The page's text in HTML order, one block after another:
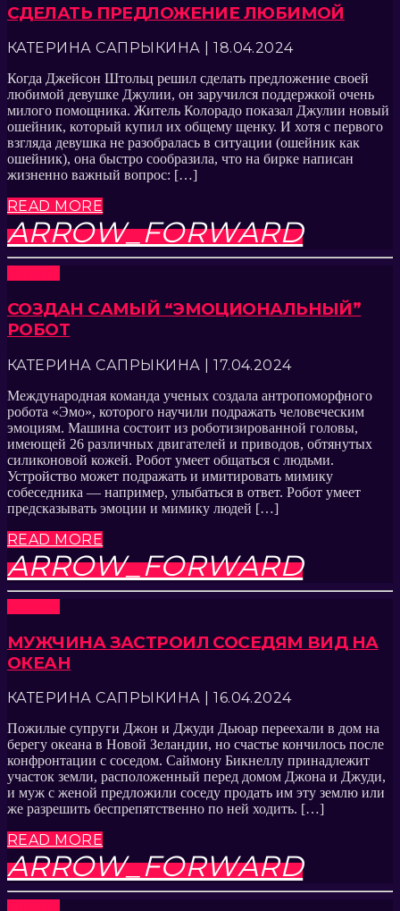
СДЕЛАТЬ ПРЕДЛОЖЕНИЕ ЛЮБИМОЙ
КАТЕРИНА САПРЫКИНА | 18.04.2024
Когда Джейсон Штольц решил сделать предложение своей
любимой девушке Джулии, он заручился поддержкой очень
милого помощника. Житель Колорадо показал Джулии новый
ошейник, который купил их общему щенку. И хотя с первого
взгляда девушка не разобралась в ситуации (ошейник как
ошейник), она быстро сообразила, что на бирке написан
жизненно важный вопрос: […]
READ MORE
ARROW_FORWARD
СОЗДАН САМЫЙ “ЭМОЦИОНАЛЬНЫЙ”
РОБОТ
КАТЕРИНА САПРЫКИНА | 17.04.2024
Международная команда ученых создала антропоморфного
робота «Эмо», которого научили подражать человеческим
эмоциям. Машина состоит из роботизированной головы,
имеющей 26 различных двигателей и приводов, обтянутых
силиконовой кожей. Робот умеет общаться с людьми.
Устройство может подражать и имитировать мимику
собеседника — например, улыбаться в ответ. Робот умеет
предсказывать эмоции и мимику людей […]
READ MORE
ARROW_FORWARD
МУЖЧИНА ЗАСТРОИЛ СОСЕДЯМ ВИД НА
ОКЕАН
КАТЕРИНА САПРЫКИНА | 16.04.2024
Пожилые супруги Джон и Джуди Дьюар переехали в дом на
берегу океана в Новой Зеландии, но счастье кончилось после
конфронтации с соседом. Саймону Бикнеллу принадлежит
участок земли, расположенный перед домом Джона и Джуди,
и муж с женой предложили соседу продать им эту землю или
же разрешить беспрепятственно по ней ходить. […]
READ MORE
ARROW_FORWARD